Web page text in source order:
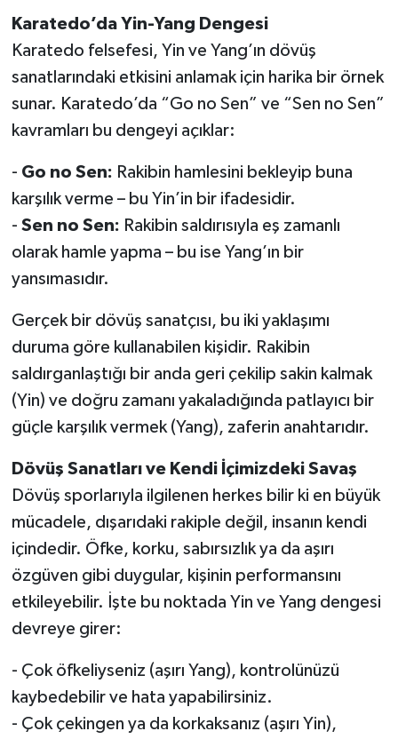
Karatedo’da Yin-Yang Dengesi
Karatedo felsefesi, Yin ve Yang’ın dövüş
sanatlarındaki etkisini anlamak için harika bir örnek
sunar. Karatedo’da “Go no Sen” ve “Sen no Sen”
kavramları bu dengeyi açıklar:
- Go no Sen: Rakibin hamlesini bekleyip buna
karşılık verme – bu Yin’in bir ifadesidir.
- Sen no Sen: Rakibin saldırısıyla eş zamanlı
olarak hamle yapma – bu ise Yang’ın bir
yansımasıdır.
Gerçek bir dövüş sanatçısı, bu iki yaklaşımı
duruma göre kullanabilen kişidir. Rakibin
saldırganlaştığı bir anda geri çekilip sakin kalmak
(Yin) ve doğru zamanı yakaladığında patlayıcı bir
güçle karşılık vermek (Yang), zaferin anahtarıdır.
Dövüş Sanatları ve Kendi İçimizdeki Savaş
Dövüş sporlarıyla ilgilenen herkes bilir ki en büyük
mücadele, dışarıdaki rakiple değil, insanın kendi
içindedir. Öfke, korku, sabırsızlık ya da aşırı
özgüven gibi duygular, kişinin performansını
etkileyebilir. İşte bu noktada Yin ve Yang dengesi
devreye girer:
- Çok öfkeliyseniz (aşırı Yang), kontrolünüzü
kaybedebilir ve hata yapabilirsiniz.
- Çok çekingen ya da korkaksanız (aşırı Yin),